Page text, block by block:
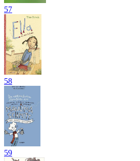
57
58
59